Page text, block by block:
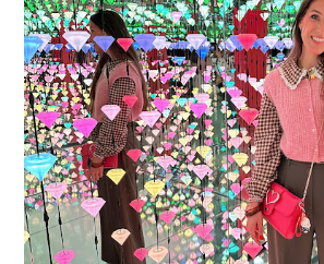
16 JAAR SPRINKLES ON A
Vandaag is het weer zo’n moment waarop ik
pauzeknop duw, want Sprinkles on a Cupcake
Dat blijft ...